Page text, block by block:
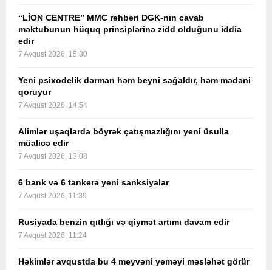
“LİON CENTRE” MMC rəhbəri DGK-nın cavab
məktubunun hüquq prinsiplərinə zidd olduğunu iddia
edir
7 Avqust 2026, 15:30
Yeni psixodelik dərman həm beyni sağaldır, həm mədəni
qoruyur
7 Avqust 2026, 14:54
Alimlər uşaqlarda böyrək çatışmazlığını yeni üsulla
müalicə edir
7 Avqust 2026, 13:08
6 bank və 6 tankerə yeni sanksiyalar
7 Avqust 2026, 11:39
Rusiyada benzin qıtlığı və qiymət artımı davam edir
7 Avqust 2026, 11:24
Həkimlər avqustda bu 4 meyvəni yeməyi məsləhət görür